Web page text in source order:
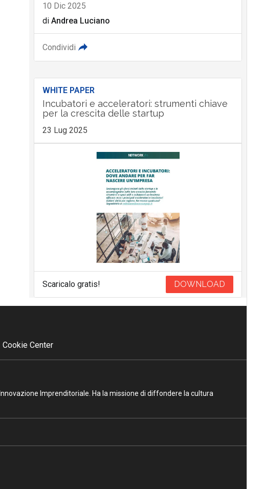
10 Dic 2025
di Andrea Luciano
Condividi
WHITE PAPER
Incubatori e acceleratori: strumenti chiave
per la crescita delle startup
23 Lug 2025
Scaricalo gratis! DOWNLOAD
Cookie Center
Imprenditoriale. Ha la missione di diffondere la cultura